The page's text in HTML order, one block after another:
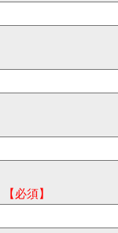
【必須】